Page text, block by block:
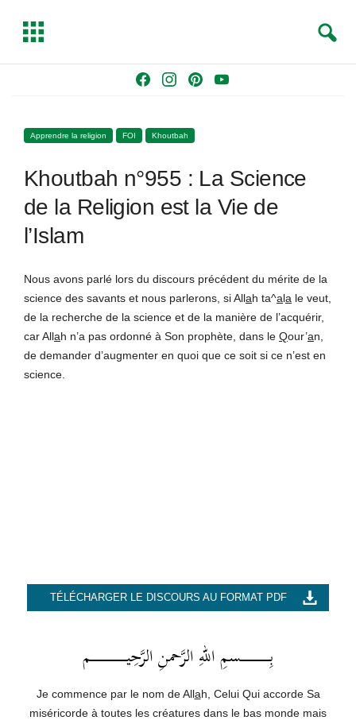
e
o
k
t
g
a
s
Y
b
T
g
e
a
Apprendre la religion FOI Khoutbah
Khoutbah n°955 : La Science
de la Religion est la Vie de
l’Islam
Nous avons parlé lors du discours précédent du mérite de la
science des savants et nous parlerons, si Allah ta^ala le veut,
de la recherche de la science et de la manière de l’acquérir,
car Allah n’a pas ordonné à Son prophète, dans le Qour’an,
de demander d’augmenter en quoi que ce soit si ce n’est en
science.
TÉLÉCHARGER LE DISCOURS AU FORMAT PDF
بِــــــــــــــــــسمِ اللهِ الرَّحمنِ الرَّحِيــــــــــــــــــــــم
Je commence par le nom de Allah, Celui Qui accorde Sa
miséricorde à toutes les créatures dans le bas monde mais